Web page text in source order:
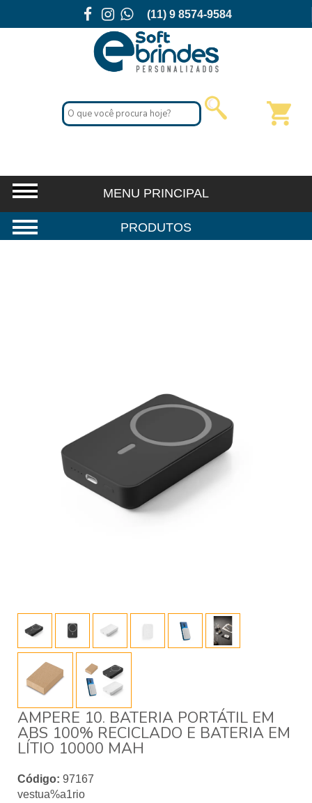
(11) 9 8574-9584
AMPERE 10. BATERIA PORTÁTIL EM
ABS 100% RECICLADO E BATERIA EM
LÍTIO 10000 MAH
Código: 97167
vestua%a1rio